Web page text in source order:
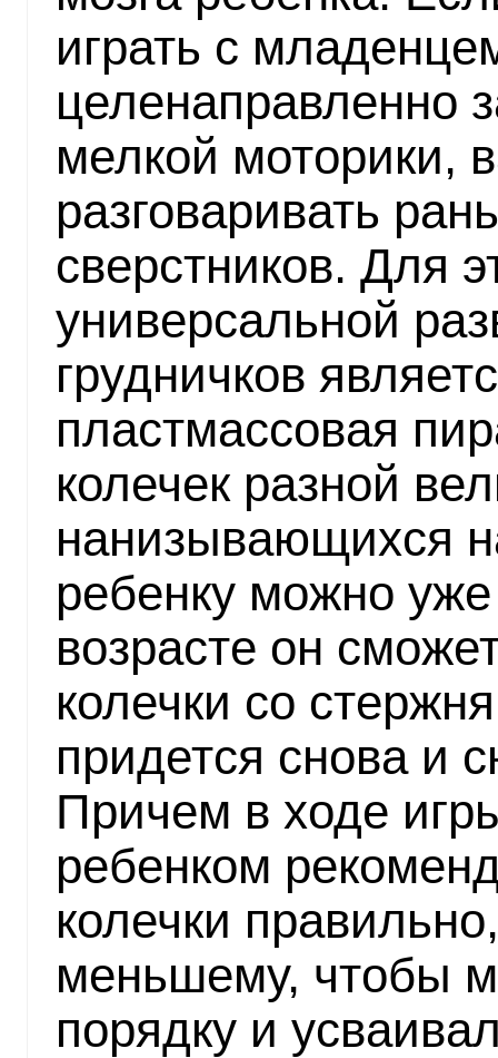
играть с
целенаправленно
мелкой моторики,
разговаривать
сверстников. Для
универсальной
грудничков
пластмассовая
колечек разной
нанизывающихся
ребенку можно
возрасте он
колечки со
придется снова и
Причем в ходе
ребенком
колечки
меньшему, чтобы
порядку и